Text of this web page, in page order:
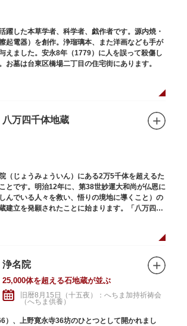
土の文化人、土師真中知（はじのなかとも）の3
時代に徳川家光が寄進した社殿は本殿・幣殿と拝
建築様式。国の重要文化財に指定されています。
とつとしても知られ、恵比須像が祀られていま
躍した本草学者、科学者、戯作者です。源内焼・
起電器）を創作。浄瑠璃本、また洋画なども手が
えました。安永8年（1779）に人を誤って殺傷し
お墓は台東区橋場二丁目の住宅街にあります。
八万四千体地蔵
（じょうみょういん）にある2万5千体を超えるた
とです。明治12年に、第38世妙運大和尚が仏恩に
んでいる人々を救い、悟りの境地に導くこと）の
建立を発願されたことに始まります。「八万四
を示します。この石地蔵尊は全国各地にも造立さ
の石地蔵尊が造立され、今も増え続けていま
浄名院
25,000体を超える石地蔵が並ぶ
旧暦8月15日（十五夜）：へちま加持祈祷会
（へちま供養）
）、上野寛永寺36坊のひとつとして開かれまし